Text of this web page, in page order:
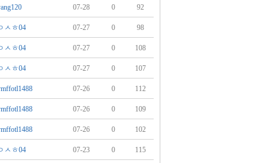
07-28 0 92
ㅅㅎ04 07-27 0 98
ㅅㅎ04 07-27 0 108
ㅅㅎ04 07-27 0 107
07-26 0 112
07-26 0 109
07-26 0 102
ㅅㅎ04 07-23 0 115